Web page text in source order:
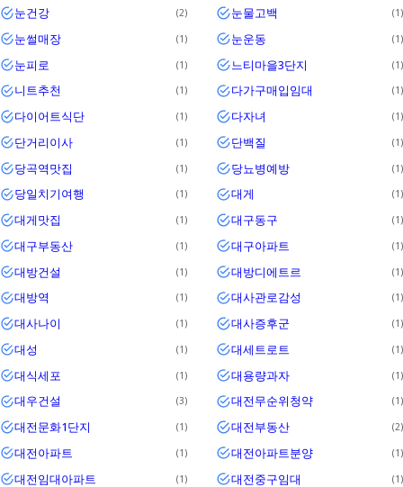
눈건강 2 눈물고백 1
눈썰매장 1 눈운동 1
눈피로 1 느티마을3단지 1
니트추천 1 다가구매입임대 1
다이어트식단 1 다자녀 1
단거리이사 1 단백질 1
당곡역맛집 1 당뇨병예방 1
당일치기여행 1 대게 1
대게맛집 1 대구동구 1
대구부동산 1 대구아파트 1
대방건설 1 대방디에트르 1
대방역 1 대사관로감성 1
대사나이 1 대사증후군 1
대성 1 대세트로트 1
대식세포 1 대용량과자 1
대우건설 3 대전무순위청약 1
대전문화1단지 1 대전부동산 2
대전아파트 1 대전아파트분양 1
대전임대아파트 1 대전중구임대 1